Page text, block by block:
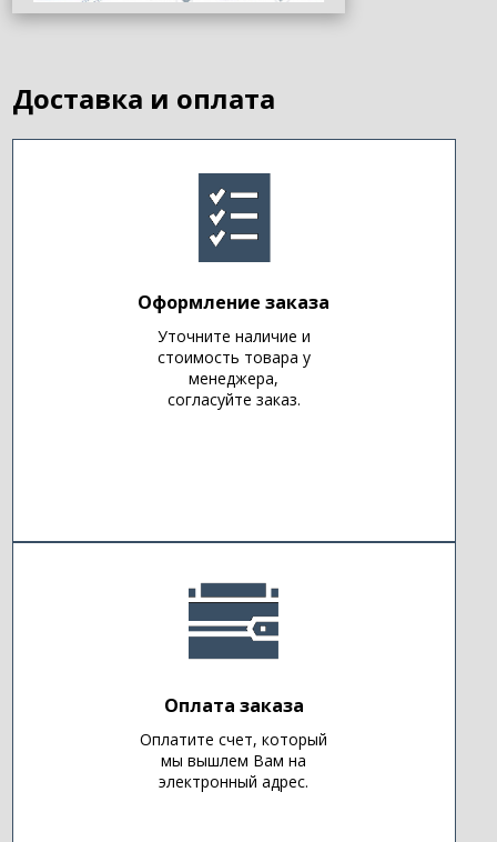
Доставка и оплата
Оформление заказа
Уточните наличие и
стоимость товара у
менеджера,
согласуйте заказ.
Оплата заказа
Оплатите счет, который
мы вышлем Вам на
электронный адрес.